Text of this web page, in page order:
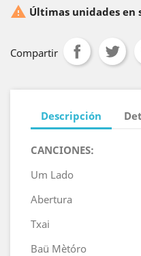
 Últimas unidades en
Compartir
Descripción
CANCIONES:
Um Lado
Abertura
Txai
Baü Mètóro